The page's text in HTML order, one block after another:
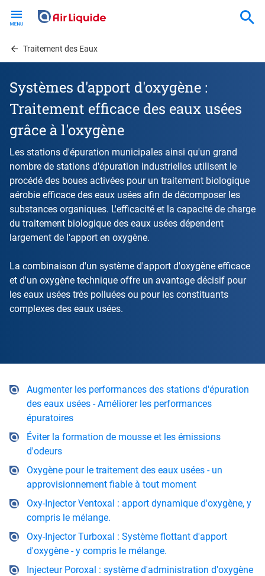
contentTraitement des Eaux
Systèmes d'apport d'oxygène :
Traitement efficace des eaux usées
grâce à l'oxygène
Les stations d'épuration municipales ainsi qu'un grand
nombre de stations d'épuration industrielles utilisent le
procédé des boues activées pour un traitement biologique
aérobie efficace des eaux usées afin de décomposer les
substances organiques. L'efficacité et la capacité de charge
du traitement biologique des eaux usées dépendent
largement de l'apport en oxygène.
La combinaison d'un système d'apport d'oxygène efficace
et d'un oxygène technique offre un avantage décisif pour
les eaux usées très polluées ou pour les constituants
complexes des eaux usées.
Augmenter les performances des stations d'épuration
des eaux usées - Améliorer les performances
épuratoires
Éviter la formation de mousse et les émissions
d'odeurs
Oxygène pour le traitement des eaux usées - un
approvisionnement fiable à tout moment
Oxy-Injector Ventoxal : apport dynamique d'oxygène, y
compris le mélange.
Oxy-Injector Turboxal : Système flottant d'apport
d'oxygène - y compris le mélange.
Injecteur Poroxal : système d'administration d'oxygène